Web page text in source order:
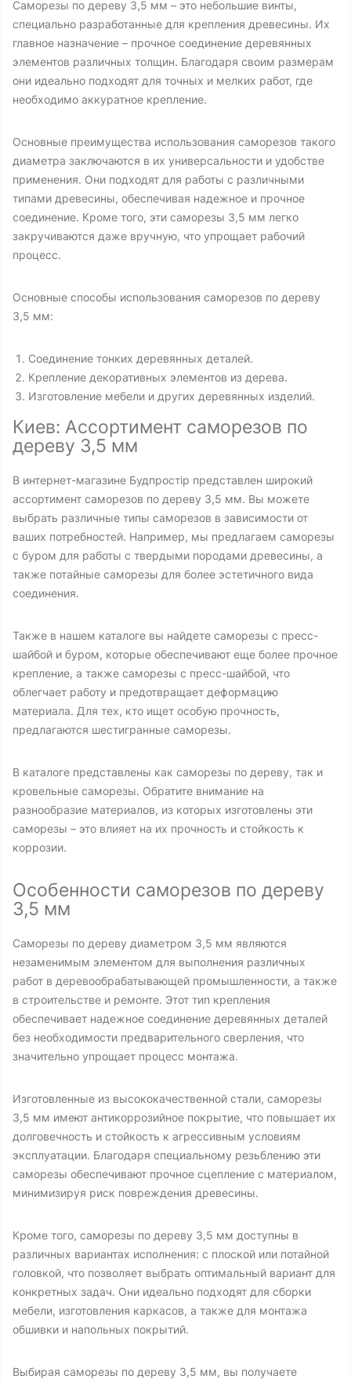
Саморезы по дереву 3,5 мм – это небольшие винты,
специально разработанные для крепления древесины. Их
главное назначение – прочное соединение деревянных
элементов различных толщин. Благодаря своим размерам
они идеально подходят для точных и мелких работ, где
необходимо аккуратное крепление.
Основные преимущества использования саморезов такого
диаметра заключаются в их универсальности и удобстве
применения. Они подходят для работы с различными
типами древесины, обеспечивая надежное и прочное
соединение. Кроме того, эти саморезы 3,5 мм легко
закручиваются даже вручную, что упрощает рабочий
процесс.
Основные способы использования саморезов по дереву
3,5 мм:
Соединение тонких деревянных деталей.
Крепление декоративных элементов из дерева.
Изготовление мебели и других деревянных изделий.
Киев: Ассортимент саморезов по
дереву 3,5 мм
В интернет-магазине Будпростір представлен широкий
ассортимент саморезов по дереву 3,5 мм. Вы можете
выбрать различные типы саморезов в зависимости от
ваших потребностей. Например, мы предлагаем саморезы
с буром для работы с твердыми породами древесины, а
также потайные саморезы для более эстетичного вида
соединения.
Также в нашем каталоге вы найдете саморезы с пресс-
шайбой и буром, которые обеспечивают еще более прочное
крепление, а также саморезы с пресс-шайбой, что
облегчает работу и предотвращает деформацию
материала. Для тех, кто ищет особую прочность,
предлагаются шестигранные саморезы.
В каталоге представлены как саморезы по дереву, так и
кровельные саморезы. Обратите внимание на
разнообразие материалов, из которых изготовлены эти
саморезы – это влияет на их прочность и стойкость к
коррозии.
Особенности саморезов по дереву
3,5 мм
Саморезы по дереву диаметром 3,5 мм являются
незаменимым элементом для выполнения различных
работ в деревообрабатывающей промышленности, а также
в строительстве и ремонте. Этот тип крепления
обеспечивает надежное соединение деревянных деталей
без необходимости предварительного сверления, что
значительно упрощает процесс монтажа.
Изготовленные из высококачественной стали, саморезы
3,5 мм имеют антикоррозийное покрытие, что повышает их
долговечность и стойкость к агрессивным условиям
эксплуатации. Благодаря специальному резьблению эти
саморезы обеспечивают прочное сцепление с материалом,
минимизируя риск повреждения древесины.
Кроме того, саморезы по дереву 3,5 мм доступны в
различных вариантах исполнения: с плоской или потайной
головкой, что позволяет выбрать оптимальный вариант для
конкретных задач. Они идеально подходят для сборки
мебели, изготовления каркасов, а также для монтажа
обшивки и напольных покрытий.
Выбирая саморезы по дереву 3,5 мм, вы получаете